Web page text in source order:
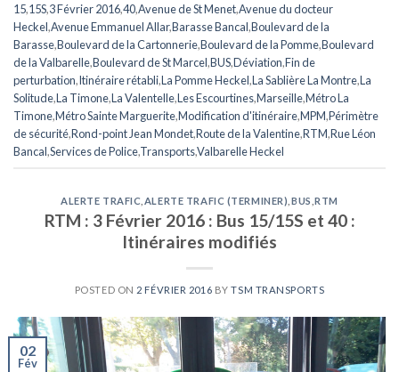
15,15S,3 Février 2016,40,Avenue de St Menet,Avenue du docteur
Heckel,Avenue Emmanuel Allar,Barasse Bancal,Boulevard de la
Barasse,Boulevard de la Cartonnerie,Boulevard de la Pomme,Boulevard
de la Valbarelle,Boulevard de St Marcel,BUS,Déviation,Fin de
perturbation,Itinéraire rétabli,La Pomme Heckel,La Sablière La Montre,La
Solitude,La Timone,La Valentelle,Les Escourtines,Marseille,Métro La
Timone,Métro Sainte Marguerite,Modification d'itinéraire,MPM,Périmètre
de sécurité,Rond-point Jean Mondet,Route de la Valentine,RTM,Rue Léon
Bancal,Services de Police,Transports,Valbarelle Heckel
ALERTE TRAFIC ALERTE TRAFIC (TERMINER) BUS ,RTM
RTM : 3 Février 2016 : Bus 15/15S et 40 :
Itinéraires modifiés
POSTED ON 2 FÉVRIER 2016 BYTSM TRANSPORTS
02
Fév